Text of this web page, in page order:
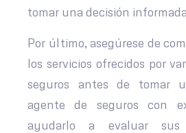
tomar una decisión
Por último, asegúrese de
los servicios ofrecidos por
seguros antes de tomar
agente de seguros con
ayudarlo a evaluar sus